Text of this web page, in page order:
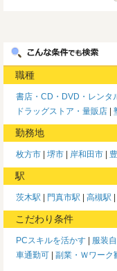
職種
書店・CD・DVD・レンタ
ドラッグストア・量販店
勤務地
枚方市 堺市 岸和田市
駅
茨木駅 門真市駅 高槻駅
こだわり条件
PCスキルを活かす 服装
車通勤可
副業・Ｗワーク